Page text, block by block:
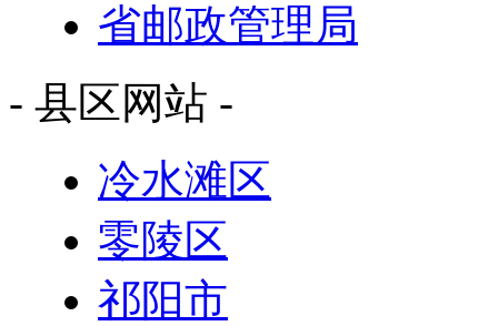
省邮政管理局
- 县区网站 -
冷水滩区
零陵区
祁阳市